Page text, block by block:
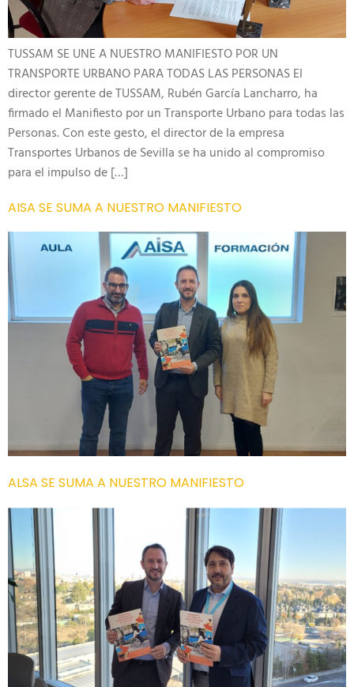
TUSSAM SE UNE A NUESTRO MANIFIESTO POR UN
TRANSPORTE URBANO PARA TODAS LAS PERSONAS El
director gerente de TUSSAM, Rubén García Lancharro, ha
firmado el Manifiesto por un Transporte Urbano para todas las
Personas. Con este gesto, el director de la empresa
Transportes Urbanos de Sevilla se ha unido al compromiso
para el impulso de […]
AISA SE SUMA A NUESTRO MANIFIESTO
ALSA SE SUMA A NUESTRO MANIFIESTO